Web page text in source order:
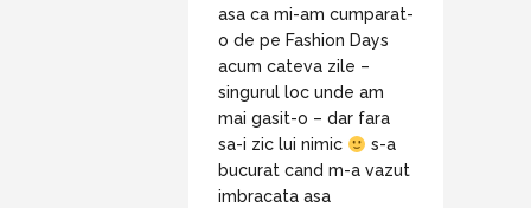
asa ca mi-am cumparat-
o de pe Fashion Days
acum cateva zile –
singurul loc unde am
mai gasit-o – dar fara
sa-i zic lui nimic
s-a
bucurat cand m-a vazut
imbracata asa